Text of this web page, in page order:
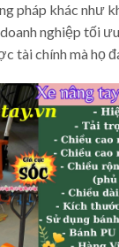
pháp khác như
nghiệp tối
tài chính mà họ